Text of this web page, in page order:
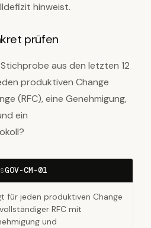
hinweist.
prüfen
aus den letzten 12
produktiven Change
(RFC), eine Genehmigung,
ein
GOV-CM-01
für jeden produktiven Change
RFC mit
und